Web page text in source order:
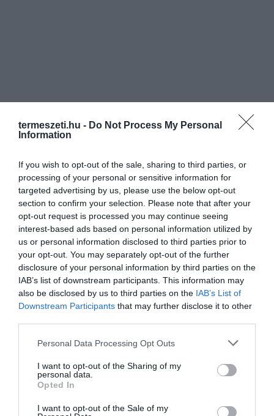
termeszeti.hu - Do Not Process My Personal
Information
If you wish to opt-out of the sale, sharing to third parties, or
processing of your personal or sensitive information for
targeted advertising by us, please use the below opt-out
section to confirm your selection. Please note that after your
opt-out request is processed you may continue seeing
interest-based ads based on personal information utilized by
us or personal information disclosed to third parties prior to
your opt-out. You may separately opt-out of the further
disclosure of your personal information by third parties on the
IAB’s list of downstream participants. This information may
also be disclosed by us to third parties on the IAB’s List of
Downstream Participants that may further disclose it to other
Please note that this website/app uses one or more Google
not limited to your visit or usage behaviour. You may click to
grant or deny consent to Google and its third-party tags to
use your data for below specified purposes in below Google
consent section.
Personal Data Processing Opt Outs
I want to opt-out of the Sharing of my
personal data.
Opted In
I want to opt-out of the Sale of my